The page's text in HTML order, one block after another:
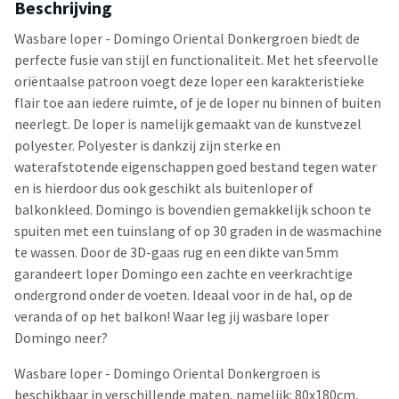
Beschrijving
Wasbare loper - Domingo Oriental Donkergroen biedt de
perfecte fusie van stijl en functionaliteit. Met het sfeervolle
oriëntaalse patroon voegt deze loper een karakteristieke
flair toe aan iedere ruimte, of je de loper nu binnen of buiten
neerlegt. De loper is namelijk gemaakt van de kunstvezel
polyester. Polyester is dankzij zijn sterke en
waterafstotende eigenschappen goed bestand tegen water
en is hierdoor dus ook geschikt als buitenloper of
balkonkleed. Domingo is bovendien gemakkelijk schoon te
spuiten met een tuinslang of op 30 graden in de wasmachine
te wassen. Door de 3D-gaas rug en een dikte van 5mm
garandeert loper Domingo een zachte en veerkrachtige
ondergrond onder de voeten. Ideaal voor in de hal, op de
veranda of op het balkon! Waar leg jij wasbare loper
Domingo neer?
Wasbare loper - Domingo Oriental Donkergroen is
beschikbaar in verschillende maten, namelijk: 80x180cm,